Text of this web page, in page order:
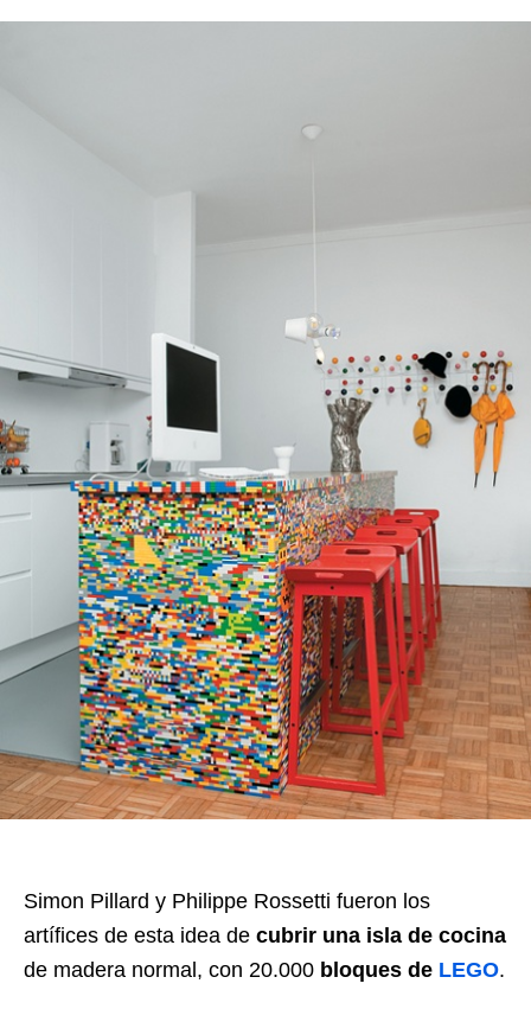
Simon Pillard y Philippe Rossetti fueron los
artífices de esta idea de cubrir una isla de cocina
de madera normal, con 20.000 bloques de LEGO.